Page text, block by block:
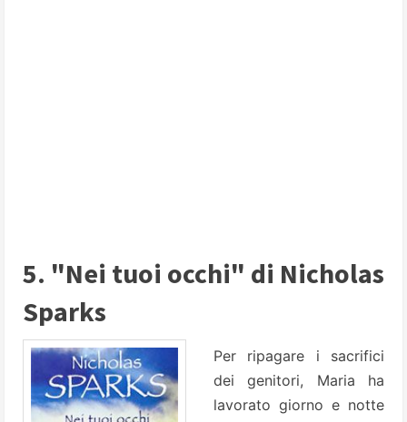
5. "Nei tuoi occhi" di Nicholas
Sparks
Per ripagare i sacrifici
dei genitori, Maria ha
lavorato giorno e notte